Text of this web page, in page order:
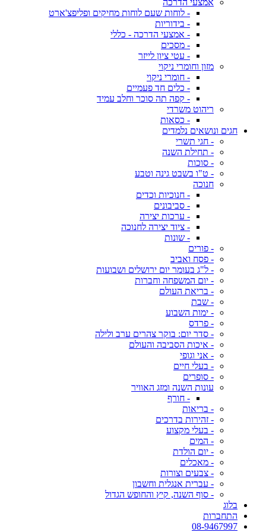
אמצעי הדרכה
- לוחות שעם לוחות מחיקים ופליפצ'ארט
- בידוריות
- אמצעי הדרכה - כללי
- מסכים
- עטי ציון לייזר
מזון וחומרי ניקוי
- חומרי ניקוי
- כלים חד פעמיים
- קפה תה סוכר וחלב עמיד
ריהוט משרדי
- כסאות
חגים ונושאים נלמדים
- חגי תשרי
- תחילת השנה
- סוכות
- ט"ו בשבט גינה וטבע
חנוכה
- חנוכיות וכדים
- סביבונים
- ערכות יצירה
- ציוד יצירה לחנוכה
- שונות
- פורים
- פסח ואביב
- ל"ג בעומר יום ירושלים ושבועות
- יום המשפחה וחברות
- בריאת העולם
- שבת
- ימות השבוע
- פרדס
- סדר יום: בוקר צהרים ערב ולילה
- איכות הסביבה והעולם
- אני וגופי
- בעלי חיים
- סופרים
עונות השנה ומזג האוויר
- חורף
- בריאות
- זהירות בדרכים
- בעלי מקצוע
- המים
- יום הולדת
- מאכלים
- צבעים וצורות
- עברית אנגלית וחשבון
- סוף השנה, קיץ והחופש הגדול
בלוג
התחברות
08-9467997